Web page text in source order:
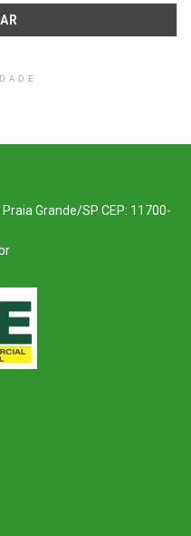
Grande/SP CEP: 11700-